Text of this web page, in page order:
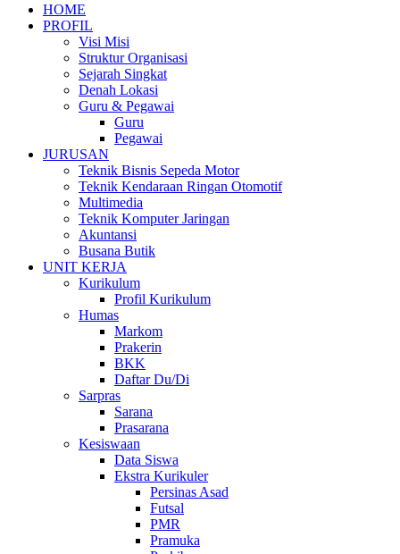
HOME
PROFIL
Visi Misi
Struktur Organisasi
Sejarah Singkat
Denah Lokasi
Guru & Pegawai
Guru
Pegawai
JURUSAN
Teknik Bisnis Sepeda Motor
Teknik Kendaraan Ringan Otomotif
Multimedia
Teknik Komputer Jaringan
Akuntansi
Busana Butik
UNIT KERJA
Kurikulum
Profil Kurikulum
Humas
Markom
Prakerin
BKK
Daftar Du/Di
Sarpras
Sarana
Prasarana
Kesiswaan
Data Siswa
Ekstra Kurikuler
Persinas Asad
Futsal
PMR
Pramuka